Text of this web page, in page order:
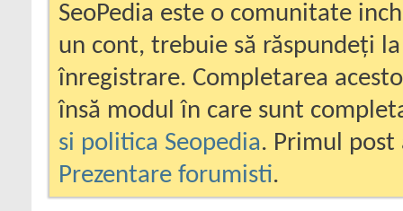
SeoPedia este o comunitate
un cont, trebuie să răspundeți
înregistrare. Completarea
însă modul în care sunt
si politica Seopedia. Primul
Prezentare forumisti.